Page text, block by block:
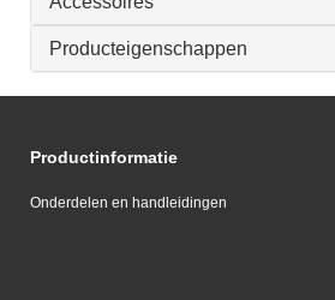
Producteigenschappen
Productinformatie
Onderdelen en handleidingen